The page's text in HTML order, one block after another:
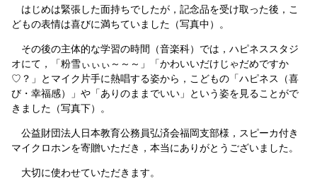
はじめは緊張した面持ちでしたが，記念品を受け取った後，こ
どもの表情は喜びに満ちていました（写真中）。
その後の主体的な学習の時間（音楽科）では，ハピネススタジ
オにて，「粉雪ぃぃぃ～～～」「かわいいだけじゃだめですか
♡？」とマイク片手に熱唱する姿から，こどもの「ハピネス（喜
び・幸福感）」や「ありのままでいい」という姿を見ることがで
きました（写真下）。
公益財団法人日本教育公務員弘済会福岡支部様，スピーカ付き
マイクロホンを寄贈いただき，本当にありがとうございました。
大切に使わせていただきます。